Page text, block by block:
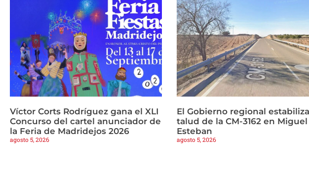
Víctor Corts Rodríguez gana el XLI
Concurso del cartel anunciador de
la Feria de Madridejos 2026
agosto 5, 2026
El Gobierno regional
talud de la CM-3162 en Miguel
Esteban
agosto 5, 2026